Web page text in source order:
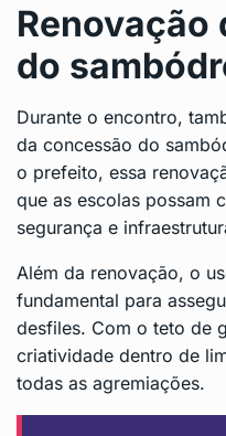
Renovação
do
Durante o encontro,
da concessão do
o prefeito, essa
que as escolas possam
segurança e
Além da renovação, o
fundamental para
desfiles. Com o teto de
criatividade dentro de
todas as agremiações.